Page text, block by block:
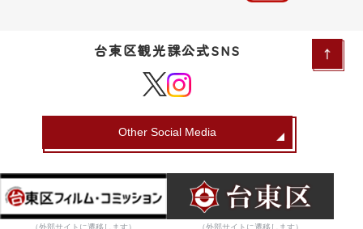
台東区観光課公式SNS
Other Social Media